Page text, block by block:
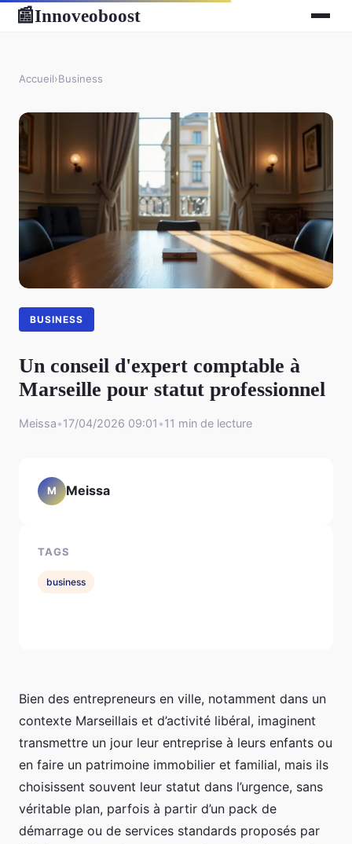
📰Innoveoboost
Accueil›Business
BUSINESS
Un conseil d'expert comptable à
Marseille pour statut professionnel
Meissa•17/04/2026 09:01 •11 min de lecture
Bien des entrepreneurs en ville, notamment dans un
contexte Marseillais et d’activité libéral, imaginent
transmettre un jour leur entreprise à leurs enfants ou
en faire un patrimoine immobilier et familial, mais ils
choisissent souvent leur statut dans l’urgence, sans
véritable plan, parfois à partir d’un pack de
démarrage ou de services standards proposés par
M Meissa
TAGS
business